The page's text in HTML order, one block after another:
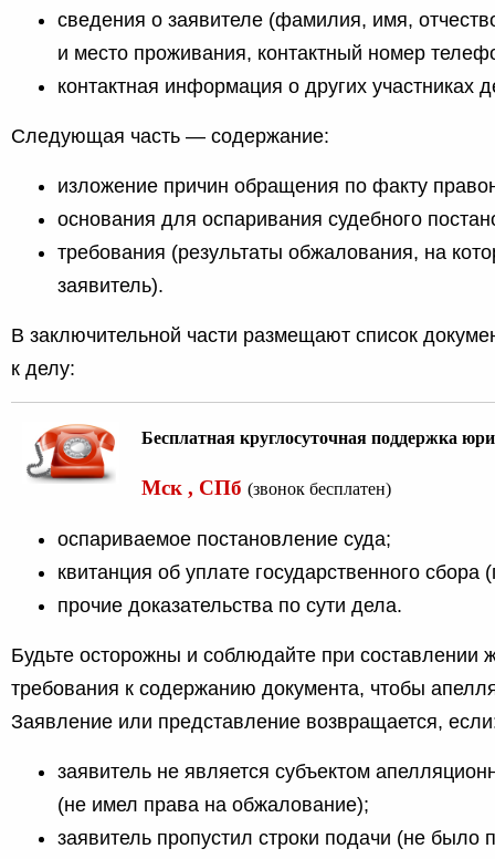
сведения о заявителе (фамилия, имя,
и место проживания, контактный номер
контактная информация о других участниках
Следующая часть — содержание:
изложение причин обращения по факту
основания для оспаривания судебного
требования (результаты обжалования, на
заявитель).
В заключительной части размещают список
к делу:
Бесплатная круглосуточная поддержка
Мск , СПб(звонок бесплатен)
оспариваемое постановление суда;
квитанция об уплате государственного сбора
прочие доказательства по сути дела.
Будьте осторожны и соблюдайте при составлении
требования к содержанию документа, чтобы
Заявление или представление возвращается,
заявитель не является субъектом
(не имел права на обжалование);
заявитель пропустил строки подачи (не было